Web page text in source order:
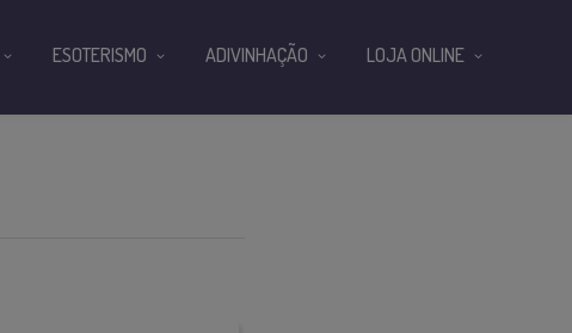
ESOTERISMO ADIVINHAÇÃO LOJA ONLINE